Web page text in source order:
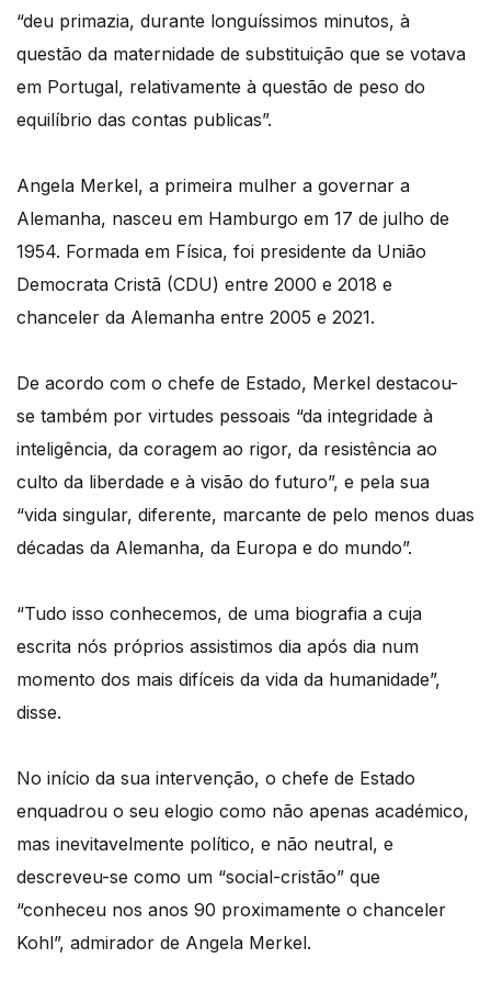
“deu primazia, durante longuíssimos minutos, à
questão da maternidade de substituição que se votava
em Portugal, relativamente à questão de peso do
equilíbrio das contas publicas”.
Angela Merkel, a primeira mulher a governar a
Alemanha, nasceu em Hamburgo em 17 de julho de
1954. Formada em Física, foi presidente da União
Democrata Cristã (CDU) entre 2000 e 2018 e
chanceler da Alemanha entre 2005 e 2021.
De acordo com o chefe de Estado, Merkel destacou-
se também por virtudes pessoais “da integridade à
inteligência, da coragem ao rigor, da resistência ao
culto da liberdade e à visão do futuro”, e pela sua
“vida singular, diferente, marcante de pelo menos duas
décadas da Alemanha, da Europa e do mundo”.
“Tudo isso conhecemos, de uma biografia a cuja
escrita nós próprios assistimos dia após dia num
momento dos mais difíceis da vida da humanidade”,
disse.
No início da sua intervenção, o chefe de Estado
enquadrou o seu elogio como não apenas académico,
mas inevitavelmente político, e não neutral, e
descreveu-se como um “social-cristão” que
“conheceu nos anos 90 proximamente o chanceler
Kohl”, admirador de Angela Merkel.